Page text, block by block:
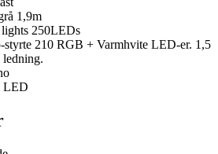
1,9m
250LEDs
210 RGB + Varmhvite LED-er. 1,5
ledning.
LED